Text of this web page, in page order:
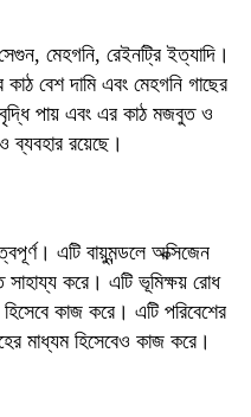
মেহগনি, রেইনট্রি ইত্যাদি।
বেশ দামি এবং মেহগনি গাছের
পায় এবং এর কাঠ মজবুত ও
ব্যবহার রয়েছে।
এটি বায়ুমন্ডলে অক্সিজেন
সাহায্য করে। এটি ভূমিক্ষয় রোধ
কাজ করে। এটি পরিবেশের
মাধ্যম হিসেবেও কাজ করে।